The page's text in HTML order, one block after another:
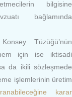
bilgisine
bağlamında
Tüzüğü’nün
için ise iktisadi
da ikili sözleşmede
işlemlerinin üretim
karar